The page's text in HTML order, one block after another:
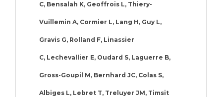
C, Bensalah K, Geoffrois L, Thiery-
Vuillemin A, Cormier L, Lang H, Guy L,
Gravis G, Rolland F, Linassier
C, Lechevallier E, Oudard S, Laguerre B,
Gross-Goupil M, Bernhard JC, Colas S,
Albiges L, Lebret T, Treluyer JM, Timsit